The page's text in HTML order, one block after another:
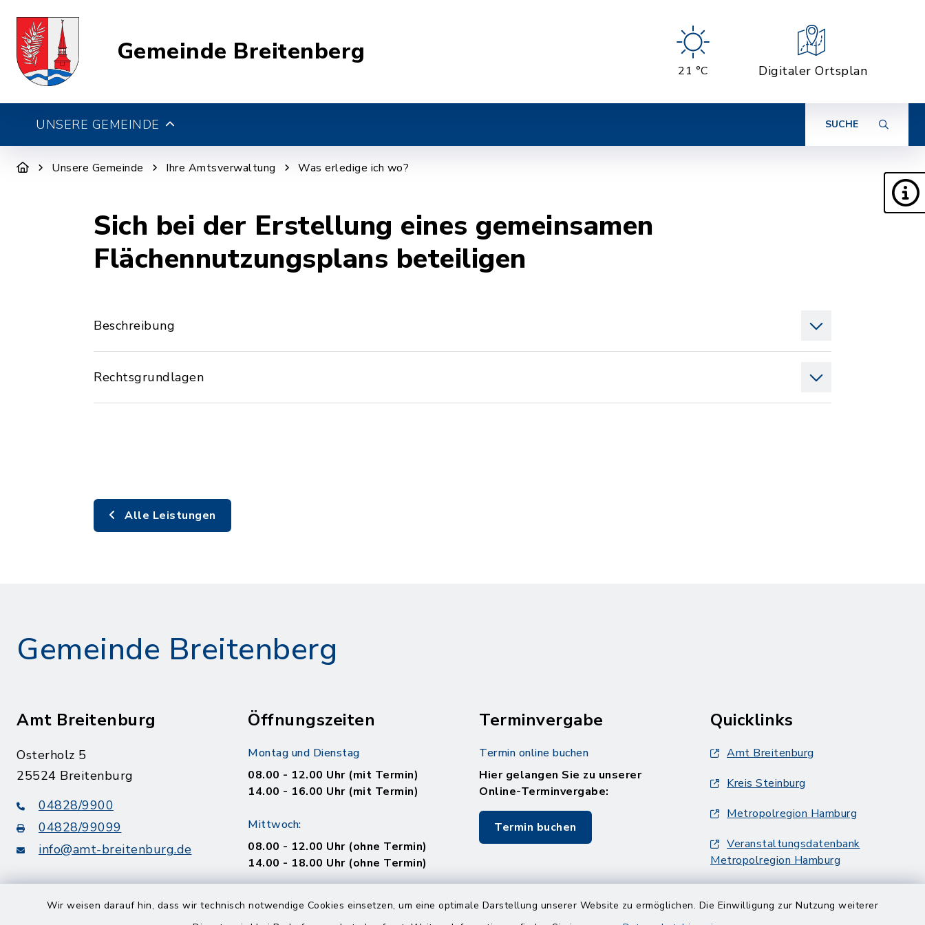
Wir weisen darauf hin, dass wir technisch notwendige Cookies einsetzen, um eine optimale Darstellung unserer Website zu ermöglichen. Die Einwilligung zur Nutzung weiterer
Gemeinde Breitenberg
21 °C Digitaler Ortsplan
UNSERE GEMEINDE SUCHE
Unsere Gemeinde Ihre Amtsverwaltung Was erledige ich wo?
Sich bei der Erstellung eines gemeinsamen
Flächennutzungsplans beteiligen
Beschreibung
Rechtsgrundlagen
Alle Leistungen
Gemeinde Breitenberg
Amt Breitenburg
Osterholz 5
25524 Breitenburg
04828/9900
04828/99099
info@amt-breitenburg.de
Öffnungszeiten
Montag und Dienstag
08.00 - 12.00 Uhr (mit Termin)
14.00 - 16.00 Uhr (mit Termin)
Mittwoch:
08.00 - 12.00 Uhr (ohne Termin)
14.00 - 18.00 Uhr (ohne Termin)
Terminvergabe
Termin online buchen
Hier gelangen Sie zu unserer
Online-Terminvergabe:
Termin buchen
Quicklinks
Amt Breitenburg
Kreis Steinburg
Metropolregion Hamburg
Veranstaltungsdatenbank
Metropolregion Hamburg